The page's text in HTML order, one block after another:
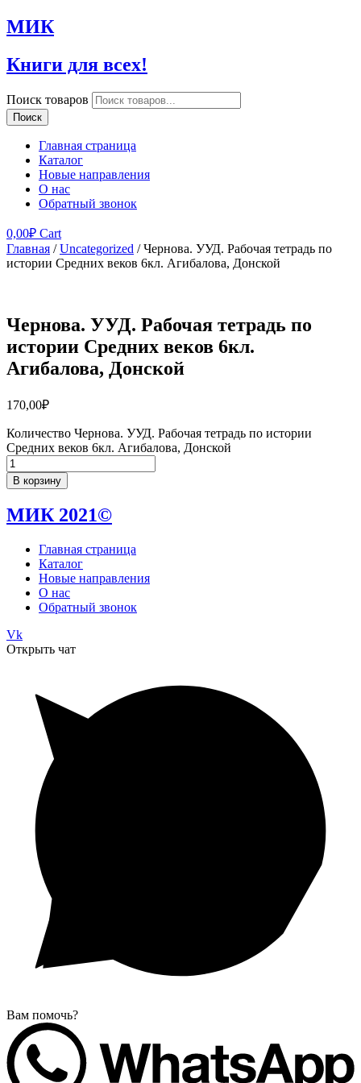
МИК
Книги для всех!
Поиск товаров
Поиск
Главная страница
Каталог
Новые направления
О нас
Обратный звонок
0,00₽ Cart
Главная /Uncategorized / Чернова. УУД. Рабочая тетрадь по
истории Средних веков 6кл. Агибалова, Донской
Чернова. УУД. Рабочая тетрадь по
истории Средних веков 6кл.
Агибалова, Донской
170,00₽
Количество Чернова. УУД. Рабочая тетрадь по истории
Средних веков 6кл. Агибалова, Донской
В корзину
МИК 2021©
Главная страница
Каталог
Новые направления
О нас
Обратный звонок
Vk
Открыть чат
Вам помочь?